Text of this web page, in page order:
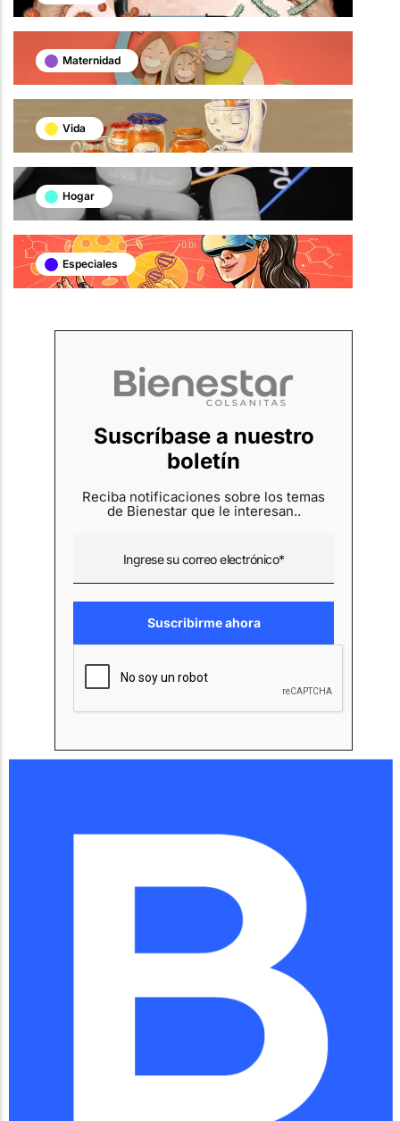
Maternidad
Vida
Hogar
Especiales
Suscríbase a nuestro
boletín
Reciba notificaciones sobre los temas
de Bienestar que le interesan..